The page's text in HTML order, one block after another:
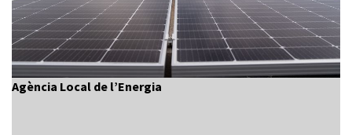
Agència Local de l’Energia